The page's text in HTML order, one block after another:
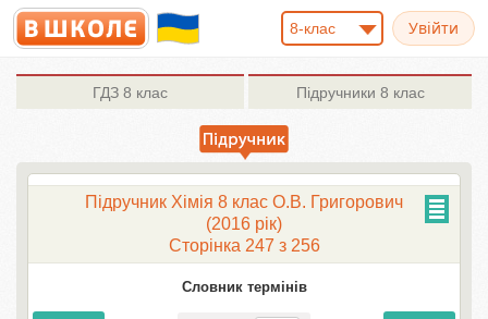
8-клас
ГДЗ 8 клас Підручники 8 клас
Підручник Хімія 8 клас О.В. Григорович
(2016 рік)
Сторінка 247 з 256
Словник термінів